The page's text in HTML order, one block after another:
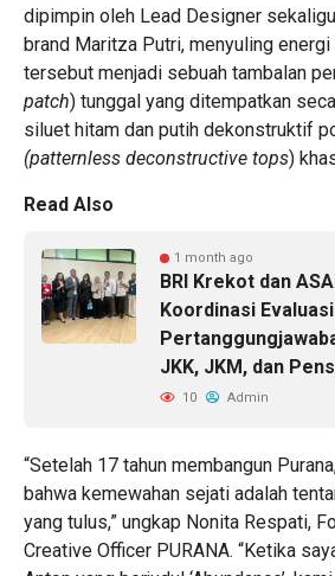
dipimpin oleh Lead Designer
brand Maritza Putri, menyuling
tersebut menjadi sebuah tambalan
patch) tunggal yang ditempatkan
siluet hitam dan putih dekonstruktif
(patternless deconstructive tops)
Read Also
1 month ago
BRI Krekot dan
Koordinasi
JKK, JKM, dan
10 Admin
“Setelah 17 tahun membangun
bahwa kemewahan sejati adalah
yang tulus,” ungkap Nonita Respati,
Creative Officer PURANA. “Ketika